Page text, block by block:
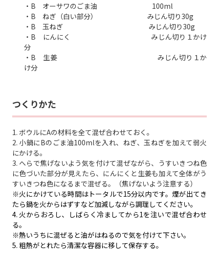
・B オーサワのごま油
100ml
・B ねぎ（白い部分） みじん切り30g
・B 玉ねぎ みじん切り30g
・B にんにく みじん切り１かけ
分
・B 生姜 みじん切り１か
け分
つくりかた
1. ボウルにAの材料を全て混ぜ合わせておく。
2. 小鍋にBのごま油100mlを入れ、ねぎ、玉ねぎを加えて弱火
にかける。
3. へらで焦げないよう気を付けて混ぜながら、うすいきつね色
に色づいた部分が見えたら、 にんにくと生姜も加えて全体がう
すいきつね色になるまで混ぜる。（焦げないよう注意する）
※火にかけている時間はトータルで15分以内です。煙が出てき
たら鍋を火からはずすなど加減しながら調理してください。
4. 火からおろし、しばらく冷ましてから1を注いで混ぜ合わせ
る。
※熱いうちに混ぜると油がはねるので気を付けて下さい。
5. 粗熱がとれたら清潔な容器に移して保存する。